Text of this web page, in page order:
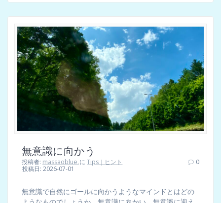
無意識に向かう
投稿者: massaoblue.にTips｜ヒント
投稿日: 2026-07-01
0
無意識で自然にゴールに向かうようなマインドとはどの